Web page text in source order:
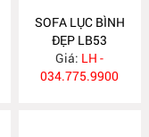
SOFA LỤC BÌNH
ĐẸP LB53
Giá: LH -
034.775.9900